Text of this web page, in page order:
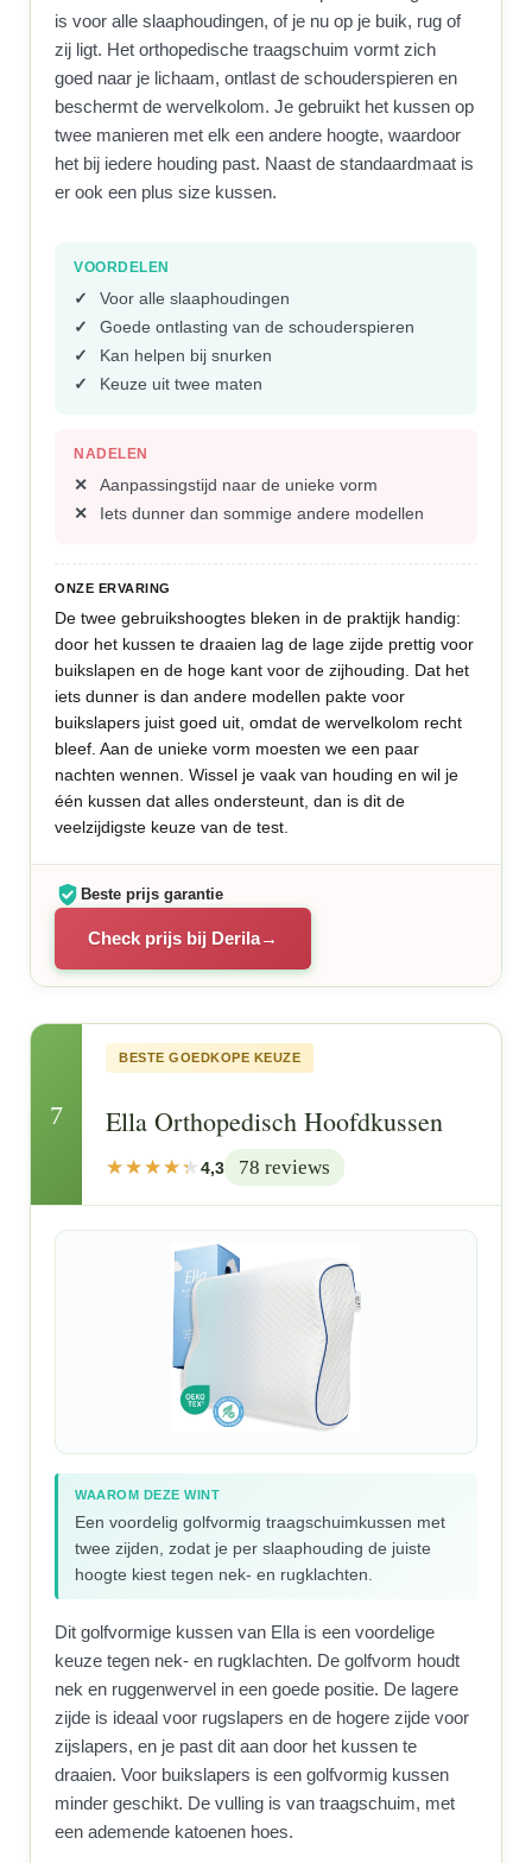
is voor alle slaaphoudingen, of je nu op je buik, rug of
zij ligt. Het orthopedische traagschuim vormt zich
goed naar je lichaam, ontlast de schouderspieren en
beschermt de wervelkolom. Je gebruikt het kussen op
twee manieren met elk een andere hoogte, waardoor
het bij iedere houding past. Naast de standaardmaat is
er ook een plus size kussen.
VOORDELEN
Voor alle slaaphoudingen
Goede ontlasting van de schouderspieren
Kan helpen bij snurken
Keuze uit twee maten
NADELEN
Aanpassingstijd naar de unieke vorm
Iets dunner dan sommige andere modellen
ONZE ERVARING
De twee gebruikshoogtes bleken in de praktijk handig:
door het kussen te draaien lag de lage zijde prettig voor
buikslapen en de hoge kant voor de zijhouding. Dat het
iets dunner is dan andere modellen pakte voor
buikslapers juist goed uit, omdat de wervelkolom recht
bleef. Aan de unieke vorm moesten we een paar
nachten wennen. Wissel je vaak van houding en wil je
één kussen dat alles ondersteunt, dan is dit de
veelzijdigste keuze van de test.
Beste prijs garantie
Check prijs bij Derila
7
BESTE GOEDKOPE KEUZE
Ella Orthopedisch Hoofdkussen
4,3 78 reviews
WAAROM DEZE WINT
Een voordelig golfvormig traagschuimkussen met
twee zijden, zodat je per slaaphouding de juiste
hoogte kiest tegen nek- en rugklachten.
Dit golfvormige kussen van Ella is een voordelige
keuze tegen nek- en rugklachten. De golfvorm houdt
nek en ruggenwervel in een goede positie. De lagere
zijde is ideaal voor rugslapers en de hogere zijde voor
zijslapers, en je past dit aan door het kussen te
draaien. Voor buikslapers is een golfvormig kussen
minder geschikt. De vulling is van traagschuim, met
een ademende katoenen hoes.